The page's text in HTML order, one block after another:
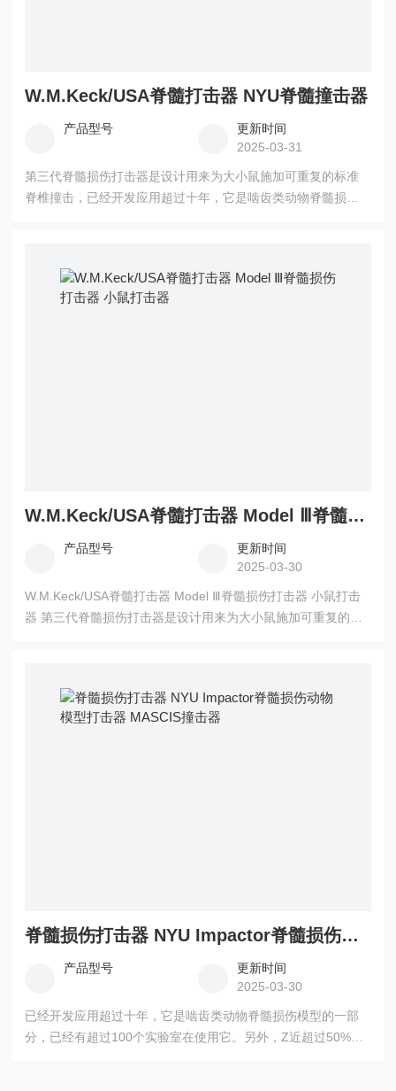
W.M.Keck/USA脊髓打击器 NYU脊髓撞击器
产品型号
更新时间
2025-03-31
第三代脊髓损伤打击器是设计用来为大小鼠施加可重复的标准
脊椎撞击，已经开发应用超过十年，它是啮齿类动物脊髓损伤
工作经验。 W.M.Keck/USA脊髓打击器 NYU脊髓撞击器
W.M.Keck/USA脊髓打击器 Model Ⅲ脊髓损伤打击器 小鼠打击器
产品型号
更新时间
2025-03-30
W.M.Keck/USA脊髓打击器 Model Ⅲ脊髓损伤打击器 小鼠打击
器 第三代脊髓损伤打击器是设计用来为大小鼠施加可重复的标
部分仪器的建议操作程序是源自于生产厂家制作的模型和实际
工作经验
脊髓损伤打击器 NYU Impactor脊髓损伤动物模型打击器 MASCIS撞击器
产品型号
更新时间
2025-03-30
已经开发应用超过十年，它是啮齿类动物脊髓损伤模型的一部
分，已经有超过100个实验室在使用它。另外，Z近超过50%的